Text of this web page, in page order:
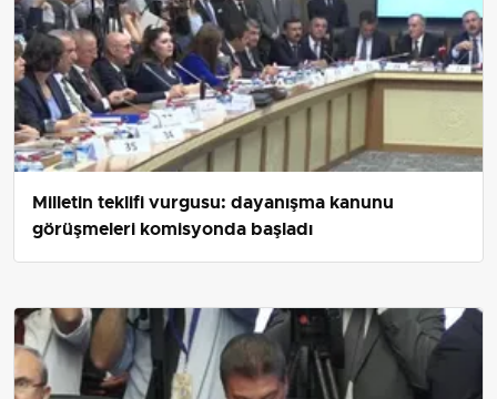
Milletin teklifi vurgusu: dayanışma kanunu
görüşmeleri komisyonda başladı